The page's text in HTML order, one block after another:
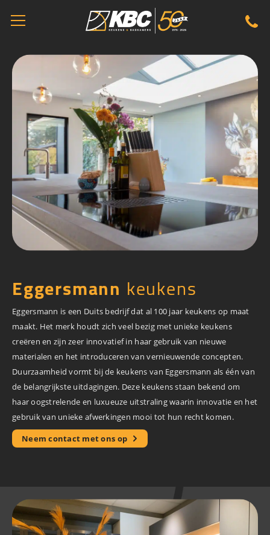
Eggersmann keukens
Eggersmann is een Duits bedrijf dat al 100 jaar keukens op maat
maakt. Het merk houdt zich veel bezig met unieke keukens
creëren en zijn zeer innovatief in haar gebruik van nieuwe
materialen en het introduceren van vernieuwende concepten.
Duurzaamheid vormt bij de keukens van Eggersmann als één van
de belangrijkste uitdagingen. Deze keukens staan bekend om
haar oogstrelende en luxueuze uitstraling waarin innovatie en het
gebruik van unieke afwerkingen mooi tot hun recht komen.
Neem contact met ons op